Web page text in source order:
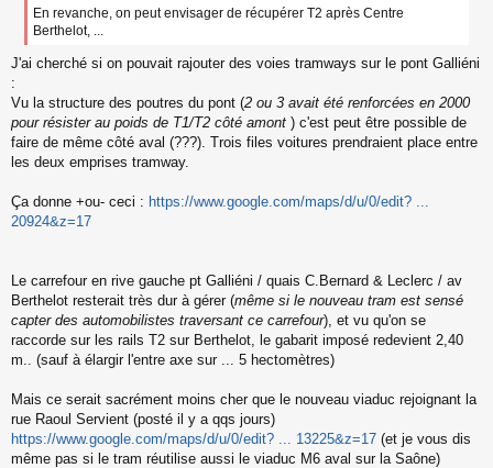
En revanche, on peut envisager de récupérer T2 après Centre
Berthelot, ...
J'ai cherché si on pouvait rajouter des voies tramways sur le pont Galliéni
:
Vu la structure des poutres du pont (2 ou 3 avait été renforcées en 2000
pour résister au poids de T1/T2 côté amont ) c'est peut être possible de
faire de même côté aval (???). Trois files voitures prendraient place entre
les deux emprises tramway.
Ça donne +ou- ceci : https://www.google.com/maps/d/u/0/edit? ...
20924&z=17
Le carrefour en rive gauche pt Galliéni / quais C.Bernard & Leclerc / av
Berthelot resterait très dur à gérer (même si le nouveau tram est sensé
capter des automobilistes traversant ce carrefour), et vu qu'on se
raccorde sur les rails T2 sur Berthelot, le gabarit imposé redevient 2,40
m.. (sauf à élargir l'entre axe sur ... 5 hectomètres)
Mais ce serait sacrément moins cher que le nouveau viaduc rejoignant la
rue Raoul Servient (posté il y a qqs jours)
https://www.google.com/maps/d/u/0/edit? ... 13225&z=17 (et je vous dis
même pas si le tram réutilise aussi le viaduc M6 aval sur la Saône)